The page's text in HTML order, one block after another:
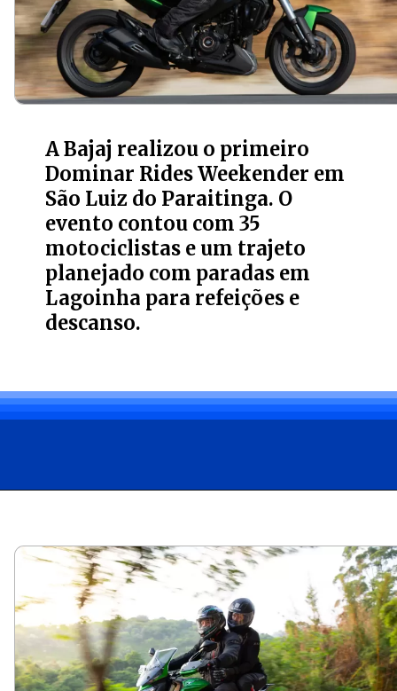
A Bajaj realizou o primeiro
Dominar Rides Weekender em
São Luiz do Paraitinga. O
evento contou com 35
motociclistas e um trajeto
planejado com paradas em
Lagoinha para refeições e
descanso.